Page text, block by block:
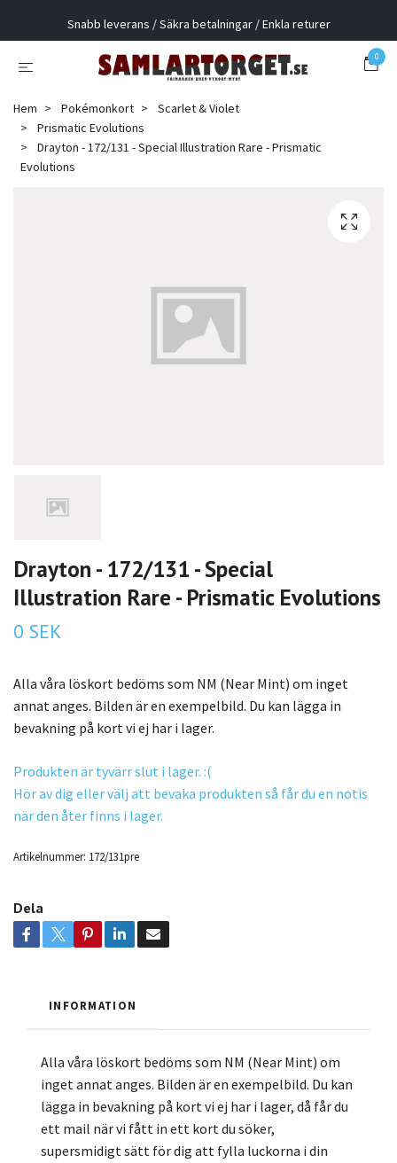
Snabb leverans / Säkra betalningar / Enkla returer
0
Hem Pokémonkort
Scarlet & Violet
Prismatic Evolutions
Drayton - 172/131 - Special Illustration Rare - Prismatic
Evolutions
Drayton - 172/131 - Special
Illustration Rare - Prismatic Evolutions
0 SEK
Alla våra löskort bedöms som NM (Near Mint) om inget
annat anges. Bilden är en exempelbild. Du kan lägga in
bevakning på kort vi ej har i lager.
Produkten är tyvärr slut i lager. :(
Hör av dig eller välj att bevaka produkten så får du en notis
när den åter finns i lager.
Artikelnummer: 172/131pre
Dela
INFORMATION
Alla våra löskort bedöms som NM (Near Mint) om
inget annat anges. Bilden är en exempelbild. Du kan
lägga in bevakning på kort vi ej har i lager, då får du
ett mail när vi fått in ett kort du söker,
supersmidigt sätt för dig att fylla luckorna i din